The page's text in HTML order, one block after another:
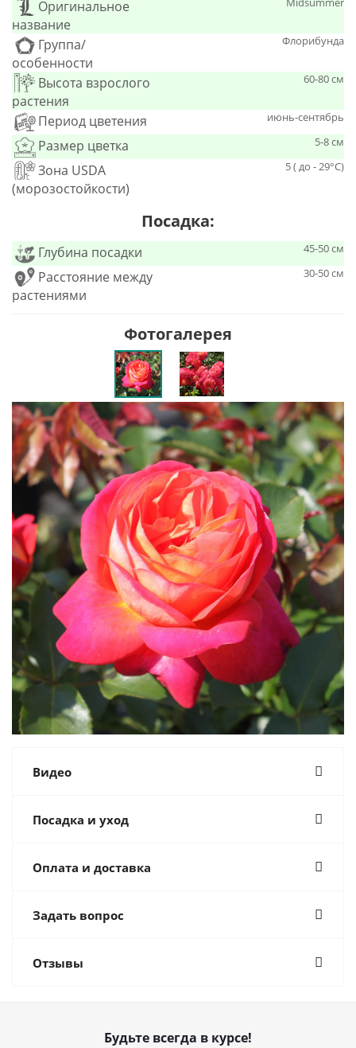
Оригинальное
название
Группа/
особенности
Флорибунда
Высота взрослого
растения
60-80 см
Период цветения июнь-сентябрь
Размер цветка 5-8 см
Зона USDA
(морозостойкости)
5 ( до - 29°С)
Посадка:
Глубина посадки 45-50 см
Расстояние между
растениями
30-50 см
Фотогалерея
Видео
Посадка и уход
Оплата и доставка
Задать вопрос
Отзывы
Будьте всегда в курсе!